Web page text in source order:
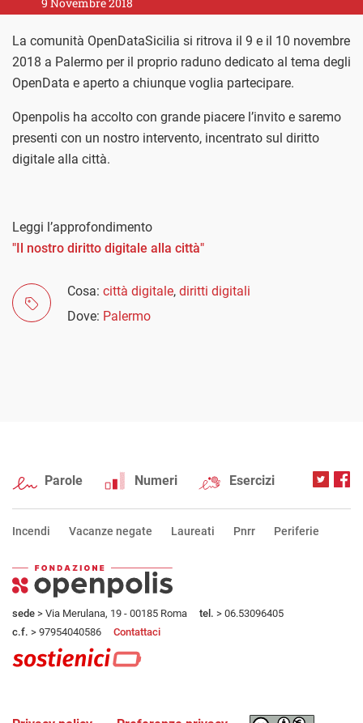
La comunità OpenDataSicilia si ritrova il 9 e il 10 novembre
2018 a Palermo per il proprio raduno dedicato al tema degli
OpenData e aperto a chiunque voglia partecipare.
Openpolis ha accolto con grande piacere l’invito e saremo
presenti con un nostro intervento, incentrato sul diritto
digitale alla città.
Leggi l’approfondimento
"Il nostro diritto digitale alla città"
Cosa: città digitale, diritti digitali
Dove: Palermo
Parole Numeri Esercizi
Incendi Vacanze negate Laureati Pnrr Periferie
sede > Via Merulana, 19 - 00185 Roma tel. > 06.53096405
c.f. > 97954040586 Contattaci